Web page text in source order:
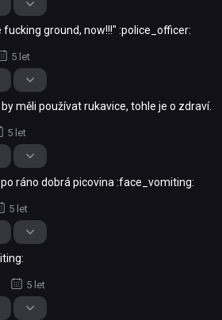
fucking ground, now!!!" :police_officer:
5 let
měli používat rukavice, tohle je o zdraví.
5 let
po ráno dobrá picovina :face_vomiting:
5 let
5 let